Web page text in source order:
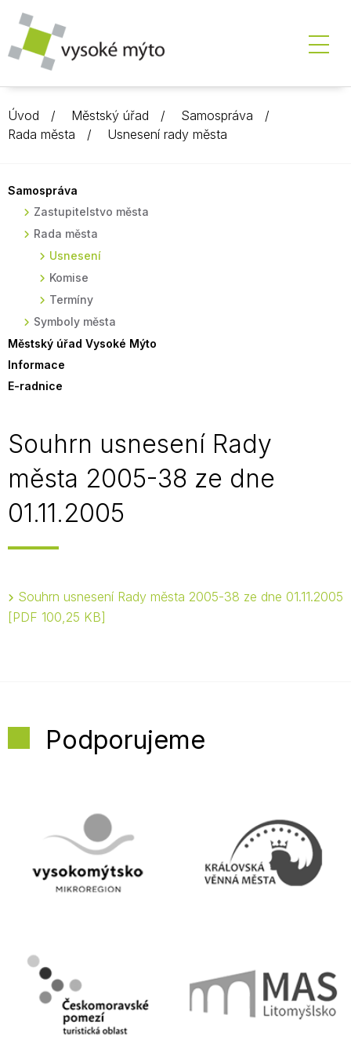
Úvod Městský úřad
Samospráva
Rada města
Usnesení rady města
Samospráva
Zastupitelstvo města
Rada města
Usnesení
Komise
Termíny
Symboly města
Městský úřad Vysoké Mýto
Informace
E-radnice
Souhrn usnesení Rady
města 2005-38 ze dne
01.11.2005
Souhrn usnesení Rady města 2005-38 ze dne 01.11.2005
PDF 100,25 KB
Podporujeme